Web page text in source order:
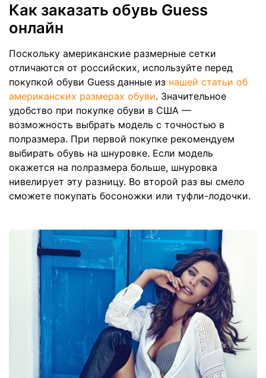
Как заказать обувь Guess
онлайн
Поскольку американские размерные сетки
отличаются от российских, используйте перед
покупкой обуви Guess данные из нашей статьи об
американских размерах обуви. Значительное
удобство при покупке обуви в США —
возможность выбрать модель с точностью в
полразмера. При первой покупке рекомендуем
выбирать обувь на шнуровке. Если модель
окажется на полразмера больше, шнуровка
нивелирует эту разницу. Во второй раз вы смело
сможете покупать босоножки или туфли-лодочки.